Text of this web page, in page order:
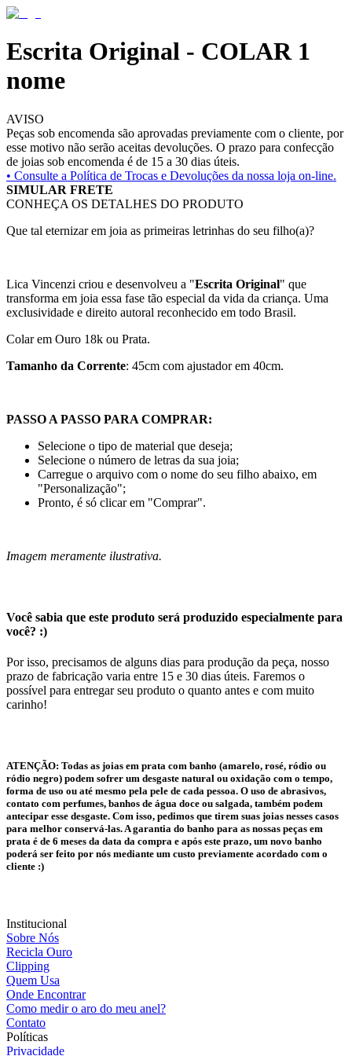
Escrita Original - COLAR 1
nome
AVISO
Peças sob encomenda são aprovadas previamente com o cliente, por
esse motivo não serão aceitas devoluções. O prazo para confecção
de joias sob encomenda é de 15 a 30 dias úteis.
• Consulte a Política de Trocas e Devoluções da nossa loja on-line.
SIMULAR FRETE
CONHEÇA OS DETALHES DO PRODUTO
Que tal eternizar em joia as primeiras letrinhas do seu filho(a)?
Lica Vincenzi criou e desenvolveu a "Escrita Original" que
transforma em joia essa fase tão especial da vida da criança. Uma
exclusividade e direito autoral reconhecido em todo Brasil.
Colar em Ouro 18k ou Prata.
Tamanho da Corrente: 45cm com ajustador em 40cm.
PASSO A PASSO PARA COMPRAR:
Selecione o tipo de material que deseja;
Selecione o número de letras da sua joia;
Carregue o arquivo com o nome do seu filho abaixo, em
"Personalização";
Pronto, é só clicar em "Comprar".
Imagem meramente ilustrativa.
Você sabia que este produto será produzido especialmente para
você? :)
Por isso, precisamos de alguns dias para produção da peça, nosso
prazo de fabricação varia entre 15 e 30 dias úteis. Faremos o
possível para entregar seu produto o quanto antes e com muito
carinho!
ATENÇÃO: Todas as joias em prata com banho (amarelo, rosé, ródio ou
ródio negro) podem sofrer um desgaste natural ou oxidação com o tempo,
forma de uso ou até mesmo pela pele de cada pessoa. O uso de abrasivos,
contato com perfumes, banhos de água doce ou salgada, também podem
antecipar esse desgaste. Com isso, pedimos que tirem suas joias nesses casos
para melhor conservá-las. A garantia do banho para as nossas peças em
prata é de 6 meses da data da compra e após este prazo, um novo banho
poderá ser feito por nós mediante um custo previamente acordado com o
cliente :)
Institucional
Sobre Nós
Recicla Ouro
Clipping
Quem Usa
Onde Encontrar
Como medir o aro do meu anel?
Contato
Políticas
Privacidade